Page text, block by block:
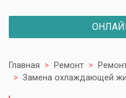
Главная Ремонт
Замена охлаждающей